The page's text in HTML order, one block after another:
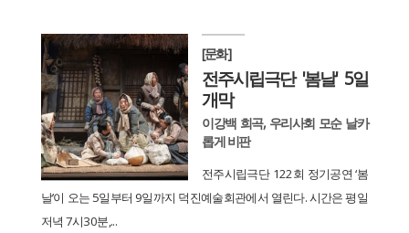
[문화]
전주시립극단 '봄날' 5일
개막
이강백 희곡, 우리사회 모순 날카
롭게 비판
전주시립극단 122회 정기공연 ‘봄
날’이 오는 5일부터 9일까지 덕진예술회관에서 열린다. 시간은 평일
저녁 7시30분,...